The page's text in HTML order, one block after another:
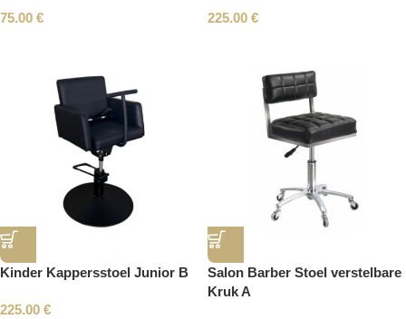
75.00 € 225.00 €
Kinder Kappersstoel Junior B
225.00 €
Salon Barber Stoel verstelbare
Kruk A